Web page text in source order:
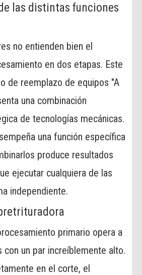
las distintas funciones
no entienden bien el
en dos etapas. Este
de reemplazo de equipos "A
una combinación
de tecnologías mecánicas.
una función específica
produce resultados
ejecutar cualquiera de las
independiente.
primario opera a
con un par increíblemente alto.
en el corte, el